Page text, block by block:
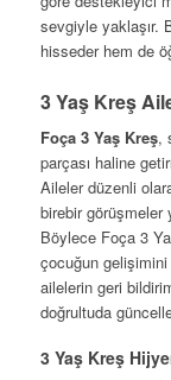
sevgiyle yaklaşır.
hisseder hem de
3 Yaş Kreş
Foça 3 Yaş Kreş,
parçası haline
Aileler düzenli
birebir görüşmeler
Böylece Foça 3
çocuğun gelişimini
ailelerin geri
doğrultuda
3 Yaş Kreş